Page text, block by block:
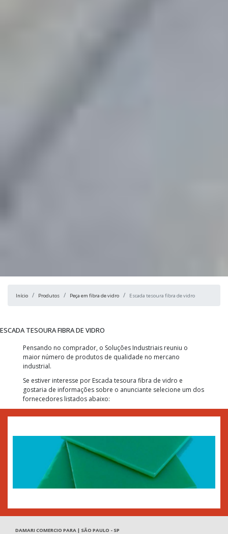
Início Produtos Peça em fibra de vidro Escada tesoura fibra de vidro
ESCADA TESOURA FIBRA DE VIDRO
Pensando no comprador, o Soluções Industriais reuniu o
maior número de produtos de qualidade no mercano
industrial.
Se estiver interesse por Escada tesoura fibra de vidro e
gostaria de informações sobre o anunciante selecione um dos
fornecedores listados abaixo:
DAMARI COMERCIO PARA | SÃO PAULO - SP